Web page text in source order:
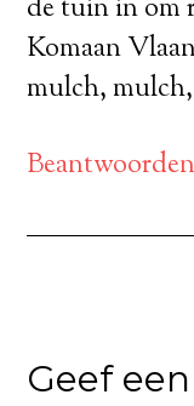
de tuin in om
Komaan
mulch,
Beantwoorden
Geef